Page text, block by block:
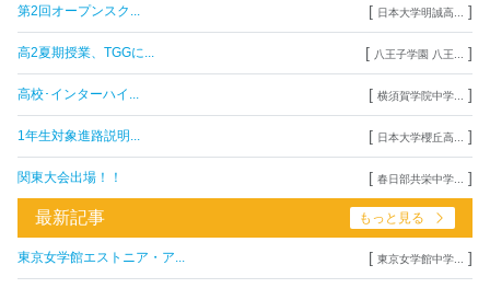
第2回オープンスク... [ 日本大学明誠高... ]
高2夏期授業、TGGに... [ 八王子学園 八王... ]
高校･インターハイ... [ 横須賀学院中学... ]
1年生対象進路説明... [ 日本大学櫻丘高... ]
関東大会出場！！ [ 春日部共栄中学... ]
最新記事 もっと見る
東京女学館エストニア・ア... [ 東京女学館中学... ]